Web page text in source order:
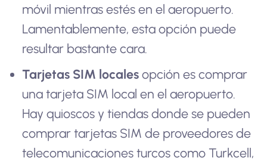
móvil mientras estés en el aeropuerto.
Lamentablemente, esta opción puede
resultar bastante cara.
Tarjetas SIM locales opción es comprar
una tarjeta SIM local en el aeropuerto.
Hay quioscos y tiendas donde se pueden
comprar tarjetas SIM de proveedores de
telecomunicaciones turcos como Turkcell,